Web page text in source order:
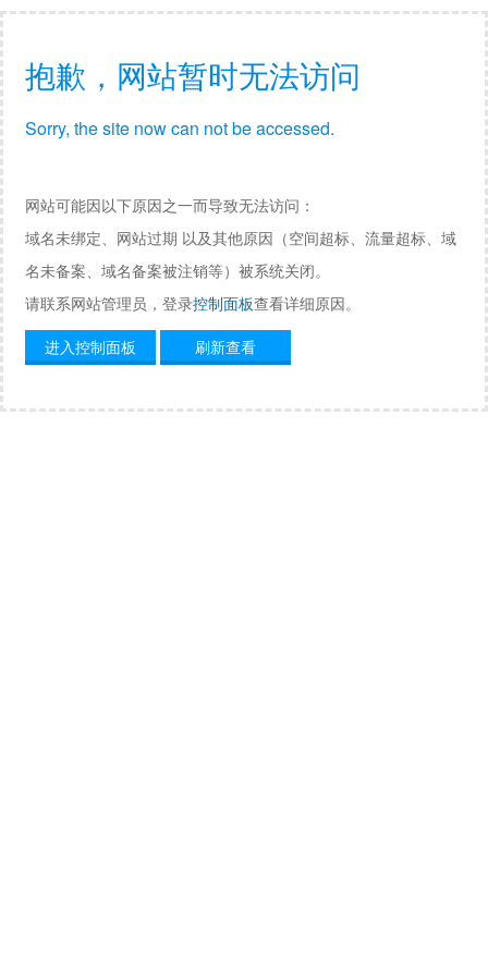
抱歉，网站暂时无法访问
Sorry, the site now can not be accessed.
网站可能因以下原因之一而导致无法访问：
域名未绑定、网站过期 以及其他原因（空间超标、流量超标、域
名未备案、域名备案被注销等）被系统关闭。
请联系网站管理员，登录控制面板查看详细原因。
进入控制面板
刷新查看